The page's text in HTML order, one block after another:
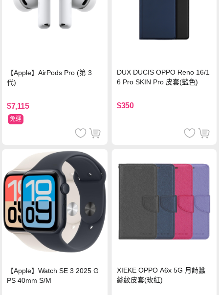
【Apple】AirPods Pro (第 3
代)
$7,115
免運
DUX DUCIS OPPO Reno 16/1
6 Pro SKIN Pro 皮套(藍色)
$350
【Apple】Watch SE 3 2025 G
PS 40mm S/M
XIEKE OPPO A6x 5G 月詩蠶
絲紋皮套(玫紅)